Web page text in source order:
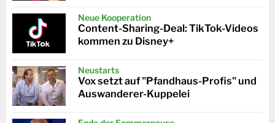
Neue Kooperation
Content-Sharing-Deal: TikTok-Videos
kommen zu Disney+
Neustarts
Vox setzt auf "Pfandhaus-Profis" und
Auswanderer-Kuppelei